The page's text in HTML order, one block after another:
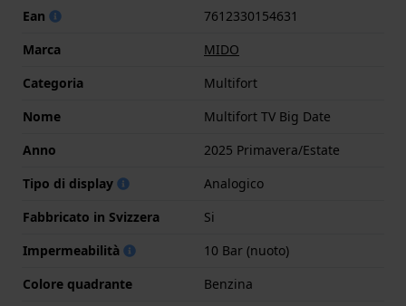
Ean
7612330154631
Marca
MIDO
Categoria
Multifort
Nome
Multifort TV Big Date
Anno
2025 Primavera/Estate
Tipo di display
Analogico
Fabbricato in Svizzera
Si
Impermeabilità
10 Bar (nuoto)
Colore quadrante
Benzina